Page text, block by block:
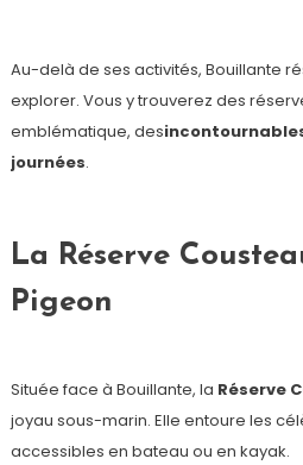
Au-delà de ses activités, Bouillante
explorer. Vous y trouverez des
emblématique, des
journées.
La Réserve
Pigeon
Située face à Bouillante, la Réserve
joyau sous-marin. Elle entoure les
accessibles en bateau ou en kayak.